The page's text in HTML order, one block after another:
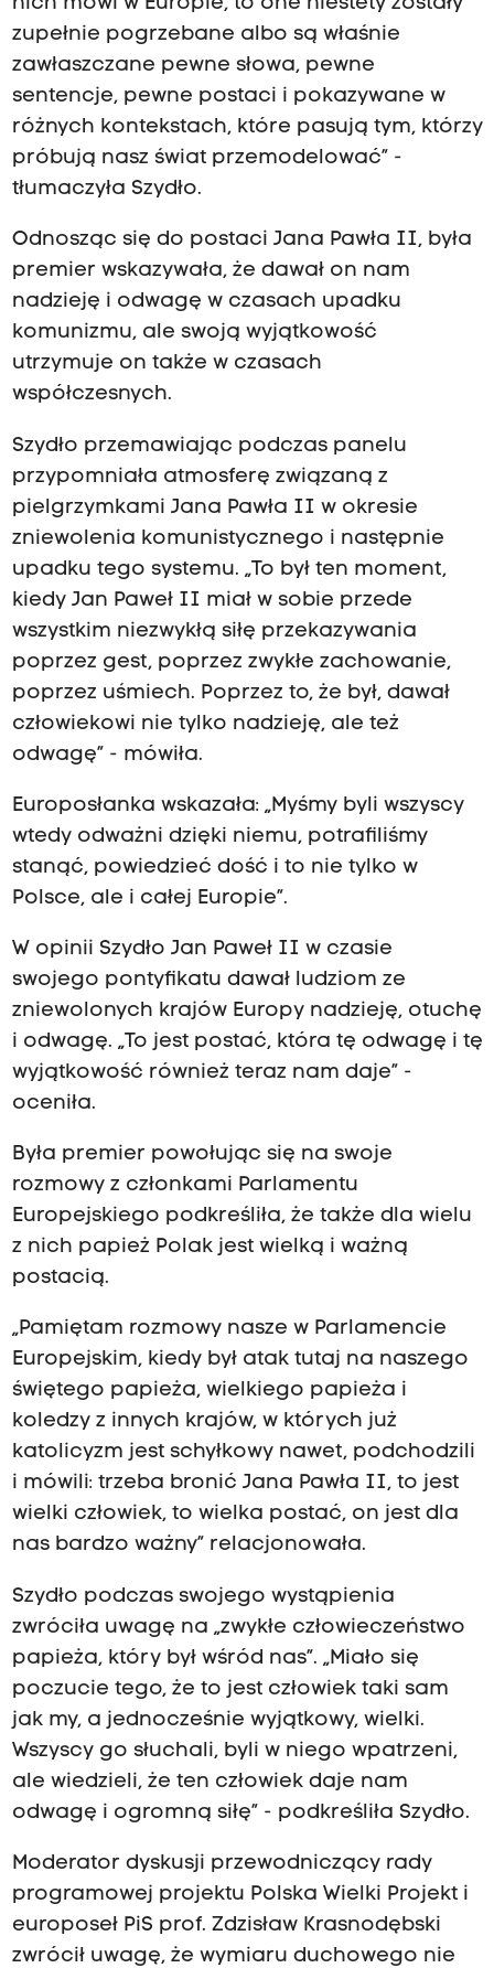
zupełnie pogrzebane albo są właśnie
zawłaszczane pewne słowa, pewne
sentencje, pewne postaci i pokazywane w
różnych kontekstach, które pasują tym, którzy
próbują nasz świat przemodelować” -
tłumaczyła Szydło.
Odnosząc się do postaci Jana Pawła II, była
premier wskazywała, że dawał on nam
nadzieję i odwagę w czasach upadku
komunizmu, ale swoją wyjątkowość
utrzymuje on także w czasach
współczesnych.
Szydło przemawiając podczas panelu
przypomniała atmosferę związaną z
pielgrzymkami Jana Pawła II w okresie
zniewolenia komunistycznego i następnie
upadku tego systemu. „To był ten moment,
kiedy Jan Paweł II miał w sobie przede
wszystkim niezwykłą siłę przekazywania
poprzez gest, poprzez zwykłe zachowanie,
poprzez uśmiech. Poprzez to, że był, dawał
człowiekowi nie tylko nadzieję, ale też
odwagę” - mówiła.
Europosłanka wskazała: „Myśmy byli wszyscy
wtedy odważni dzięki niemu, potrafiliśmy
stanąć, powiedzieć dość i to nie tylko w
Polsce, ale i całej Europie”.
W opinii Szydło Jan Paweł II w czasie
swojego pontyfikatu dawał ludziom ze
zniewolonych krajów Europy nadzieję, otuchę
i odwagę. „To jest postać, która tę odwagę i tę
wyjątkowość również teraz nam daje” -
oceniła.
Była premier powołując się na swoje
rozmowy z członkami Parlamentu
Europejskiego podkreśliła, że także dla wielu
z nich papież Polak jest wielką i ważną
postacią.
„Pamiętam rozmowy nasze w Parlamencie
Europejskim, kiedy był atak tutaj na naszego
świętego papieża, wielkiego papieża i
koledzy z innych krajów, w których już
katolicyzm jest schyłkowy nawet, podchodzili
i mówili: trzeba bronić Jana Pawła II, to jest
wielki człowiek, to wielka postać, on jest dla
nas bardzo ważny” relacjonowała.
Szydło podczas swojego wystąpienia
zwróciła uwagę na „zwykłe człowieczeństwo
papieża, który był wśród nas”. „Miało się
poczucie tego, że to jest człowiek taki sam
jak my, a jednocześnie wyjątkowy, wielki.
Wszyscy go słuchali, byli w niego wpatrzeni,
ale wiedzieli, że ten człowiek daje nam
odwagę i ogromną siłę” - podkreśliła Szydło.
Moderator dyskusji przewodniczący rady
programowej projektu Polska Wielki Projekt i
europoseł PiS prof. Zdzisław Krasnodębski
zwrócił uwagę, że wymiaru duchowego nie